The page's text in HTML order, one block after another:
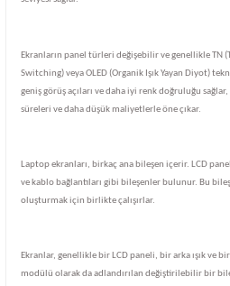
Ekranların panel türleri değişebilir ve genellikle TN
Switching) veya OLED (Organik Işık Yayan Diyot)
geniş görüş açıları ve daha iyi renk doğruluğu
süreleri ve daha düşük maliyetlerle öne çıkar.
Laptop ekranları, birkaç ana bileşen içerir. LCD
ve kablo bağlantıları gibi bileşenler bulunur. Bu
oluşturmak için birlikte çalışırlar.
Ekranlar, genellikle bir LCD paneli, bir arka ışık ve
modülü olarak da adlandırılan değiştirilebilir bir